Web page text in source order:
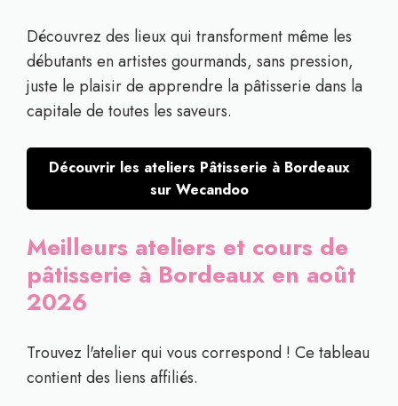
Découvrez des lieux qui transforment même les
débutants en artistes gourmands, sans pression,
juste le plaisir de apprendre la pâtisserie dans la
capitale de toutes les saveurs.
Découvrir les ateliers Pâtisserie à Bordeaux
sur Wecandoo
Meilleurs ateliers et cours de
pâtisserie à Bordeaux en août
2026
Trouvez l'atelier qui vous correspond ! Ce tableau
contient des liens affiliés.